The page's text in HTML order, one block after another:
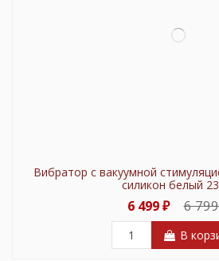
Вибратор с вакуумной
силикон белый
6 499 ₽ 6
В